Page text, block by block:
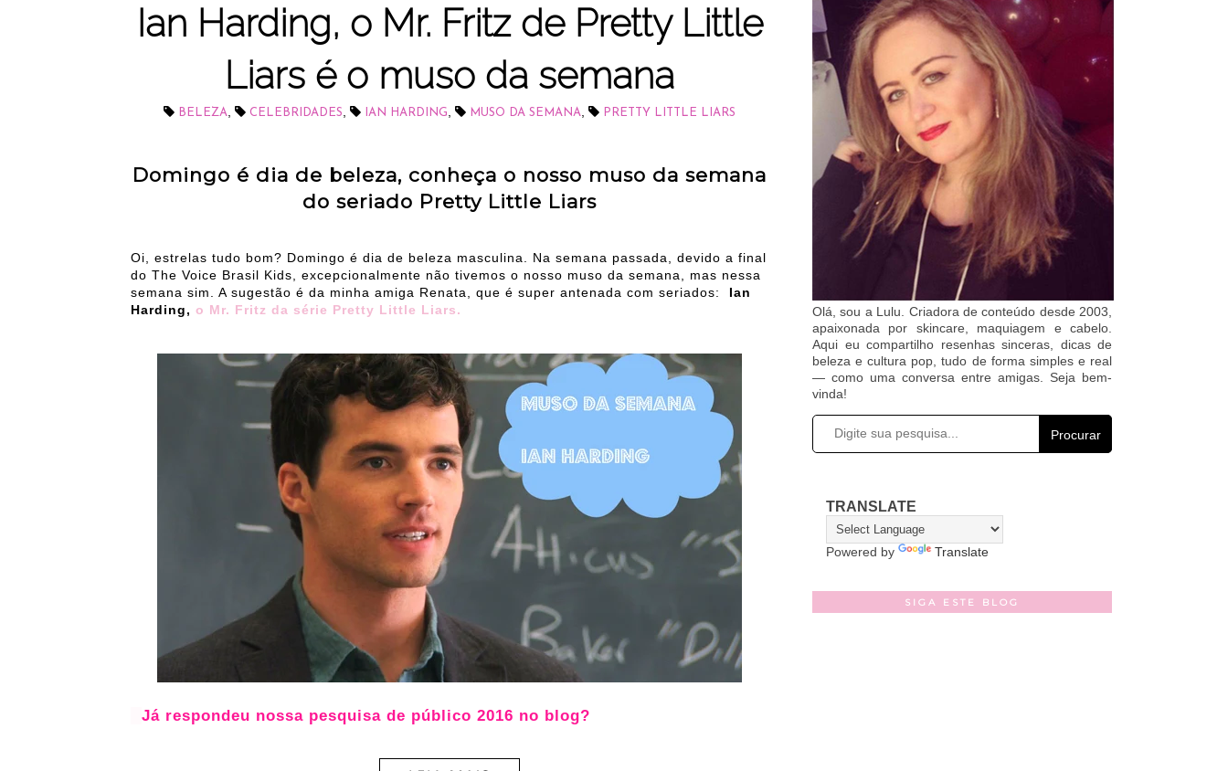
Ian Harding, o Mr. Fritz de Pretty Little
Liars é o muso da semana
BELEZA CELEBRIDADES IAN HARDING MUSO DA SEMANA PRETTY LITTLE LIARS
Domingo é dia de beleza, conheça o nosso muso da semana
do seriado Pretty Little Liars
Oi, estrelas tudo bom? Domingo é dia de beleza masculina. Na semana passada, devido a final
do The Voice Brasil Kids, excepcionalmente não tivemos o nosso muso da semana, mas nessa
semana sim. A sugestão é da minha amiga Renata, que é super antenada com seriados:
Ian
Harding, o Mr. Fritz da série Pretty Little Liars.
Já respondeu nossa pesquisa de público 2016 no blog?
Olá, sou a Lulu. Criadora de conteúdo desde 2003,
apaixonada por skincare, maquiagem e cabelo.
Aqui eu compartilho resenhas sinceras, dicas de
beleza e cultura pop, tudo de forma simples e real
— como uma conversa entre amigas. Seja bem-
vinda!
Procurar
TRANSLATE
Powered by Translate
SIGA ESTE BLOG